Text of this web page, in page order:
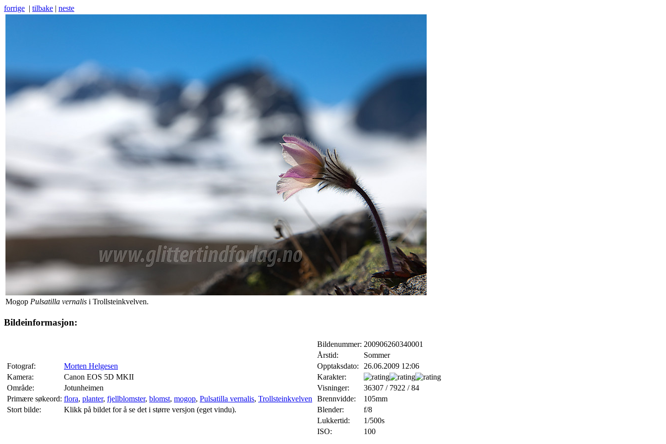
forrige | tilbake | neste
Mogop Pulsatilla vernalis i Trollsteinkvelven.
Bildeinformasjon:
Fotograf:
Morten Helgesen
Kamera:
Canon EOS 5D MKII
Område:
Jotunheimen
Primære søkeord: flora, planter, fjellblomster, blomst, mogop, Pulsatilla vernalis, Trollsteinkvelven
Stort bilde:
Klikk på bildet for å se det i større versjon (eget vindu).
Bildenummer: 200906260340001
Årstid:
Sommer
Opptaksdato:
26.06.2009 12:06
Karakter:
Visninger:
36307 / 7922 / 84
Brennvidde:
105mm
Blender:
f/8
Lukkertid:
1/500s
ISO:
100